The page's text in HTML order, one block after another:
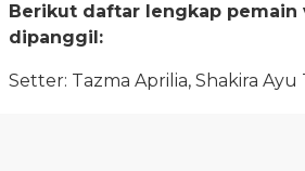
Berikut daftar lengkap pemain
dipanggil:
Setter: Tazma Aprilia, Shakira Ayu